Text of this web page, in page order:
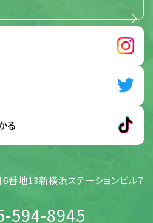
する当社の考え方」および「個人
個人情報を取り扱っている部門ご
個人情報について細心の注意と
、管理を行っております。 この取
」とは、次の各号に該当する情
することができる情報をいうも
さまから当社に提供された情
さまから提供を受けた情報 及
方針 (取得・利用目的、
々な事業活動に関して、個人情報
さまに個人情報を提供いただく場
を明示し、ご本人さまに同意をい
る
地13新横浜ステーションビル7
594-8945